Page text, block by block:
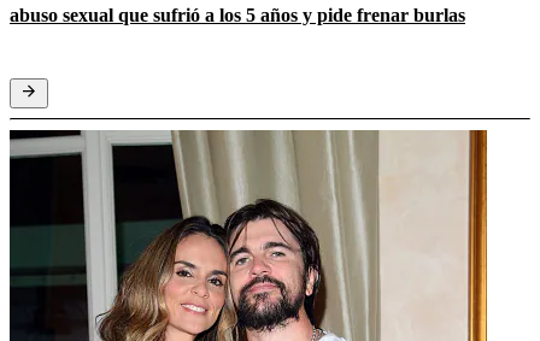
abuso sexual que sufrió a los 5 años y pide frenar burlas